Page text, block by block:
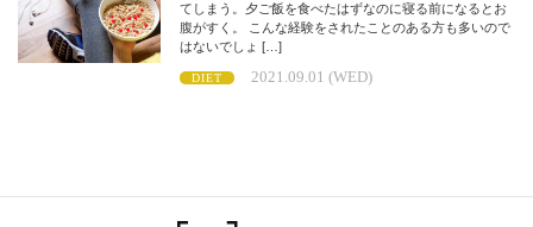
てしまう。夕ご飯を食べたはずなのに寝る前になるとお
腹がすく。 こんな経験をされたことのある方も多いので
はないでしょ […]
DIET 2021.09.01 (WED)